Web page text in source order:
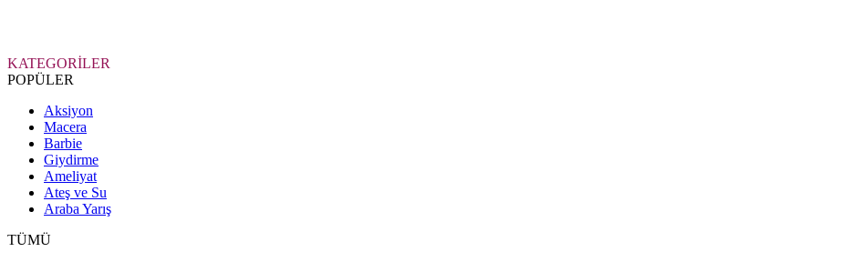
KATEGORİLER
POPÜLER
Aksiyon
Macera
Barbie
Giydirme
Ameliyat
Ateş ve Su
Araba Yarış
TÜMÜ